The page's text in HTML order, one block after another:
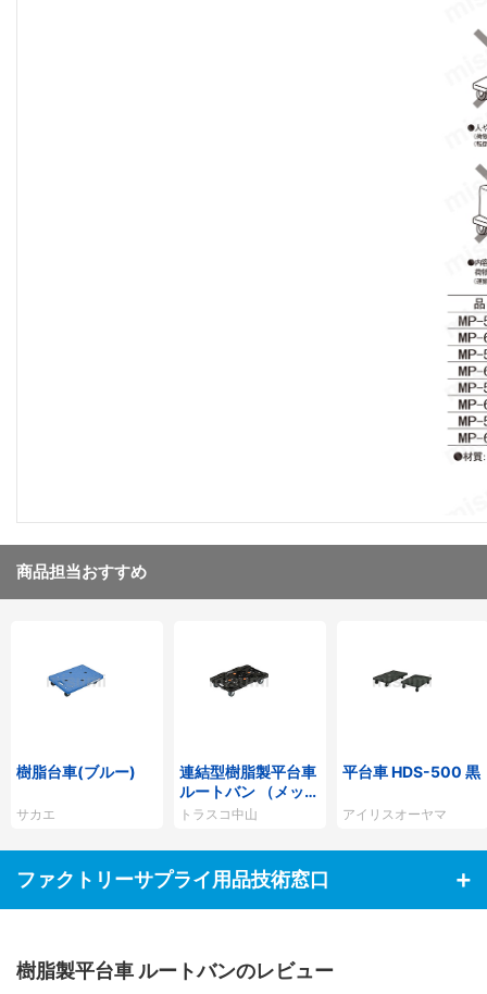
商品担当おすすめ
樹脂台車(ブルー)
サカエ
連結型樹脂製平台車
ルートバン （メッシ
ュタイプ）
トラスコ中山
平台車 HDS-500 黒
アイリスオーヤマ
ファクトリーサプライ用品技術窓口
樹脂製平台車 ルートバンのレビュー